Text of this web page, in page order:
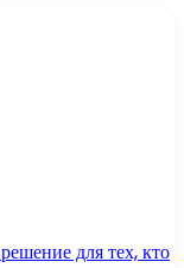
для тех, кто